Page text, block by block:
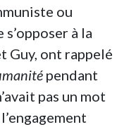
ou
à la
Guy, ont rappelé
pendant
pas un mot